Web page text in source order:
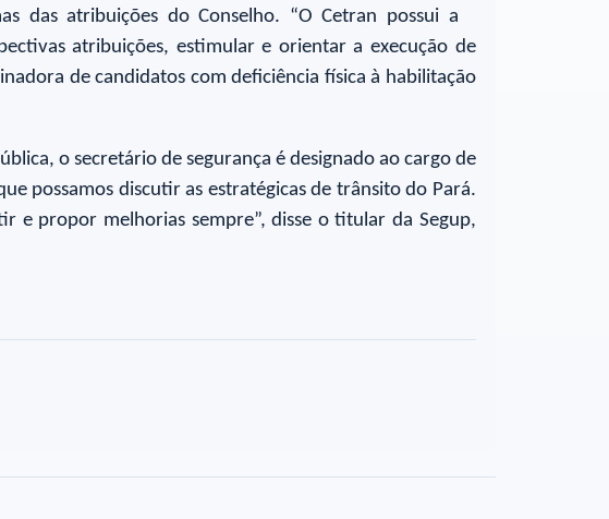
das atribuições do Conselho. “O Cetran possui a
atribuições, estimular e orientar a execução de
de candidatos com deficiência física à habilitação
o secretário de segurança é designado ao cargo de
possamos discutir as estratégicas de trânsito do Pará.
e propor melhorias sempre”, disse o titular da Segup,